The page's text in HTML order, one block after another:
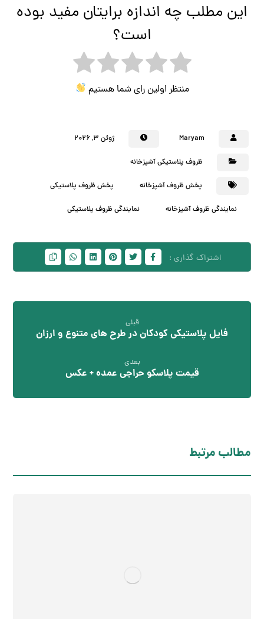
این مطلب چه اندازه برایتان مفید بوده
است؟
منتظر اولین رای شما هستیم
Maryam ژوئن ۳, ۲۰۲۶
ظروف پلاستیکی آشپزخانه
پخش ظروف آشپزخانه پخش ظروف پلاستیکی
نمایندگی ظروف آشپزخانه نمایندگی ظروف پلاستیکی
قبلی
فایل پلاستیکی کودکان در طرح های متنوع و ارزان
بعدی
قیمت پلاسکو حراجی عمده + عکس
مطالب مرتبط